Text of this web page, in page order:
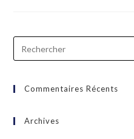
Commentaires Récents
Archives